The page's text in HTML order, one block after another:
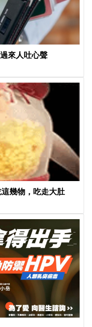
來人吐心聲
幾物，吃走大肚